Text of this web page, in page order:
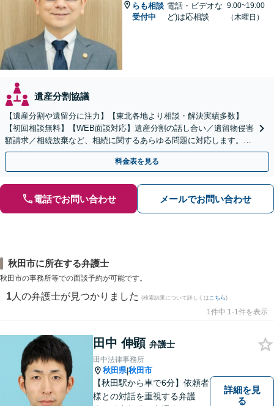
らも相談
受付中
電話・ビデオな
ど)は応相談
9:00~19:00
（木曜日）
遺産分割協議
【遺産分割や遺留分に注力】【東北各地より相談・解決実績多数】
【初回相談無料】【WEB面談対応】遺産分割の話し合い／遺留物侵害
額請求／相続放棄など、相続に関するあらゆる問題に対応します。ご
事情やご意向を丁寧にお聞きし、有利な解決を目指します
料金表を見る
電話でお問い合わせ メールでお問い合わせ
秋田市に所在する弁護士
秋田市の事務所等での面談予約が可能です。
1 人の弁護士が見つかりました (検索結果について詳しくは こちら)
1件中 1-1件を表示
田中 伸顕 弁護士
田中法律事務所
秋田県|秋田市
【秋田駅から車で6分】依頼者
様との対話を重視する弁護
詳細を見
る